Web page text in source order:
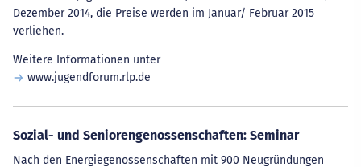
Dezember 2014, die Preise werden im Januar/ Februar 2015
verliehen.
Weitere Informationen unter
www.jugendforum.rlp.de
Sozial- und Seniorengenossenschaften: Seminar
Nach den Energiegenossenschaften mit 900 Neugründungen